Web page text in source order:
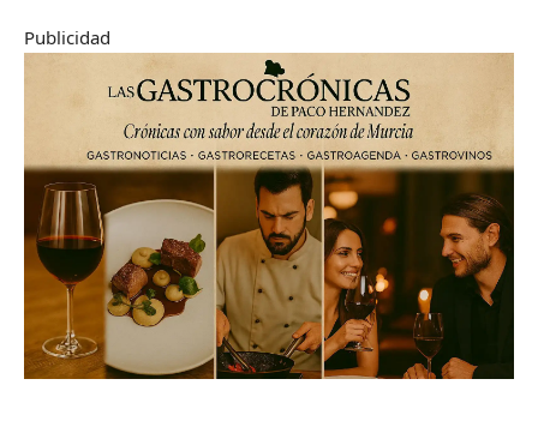
Publicidad